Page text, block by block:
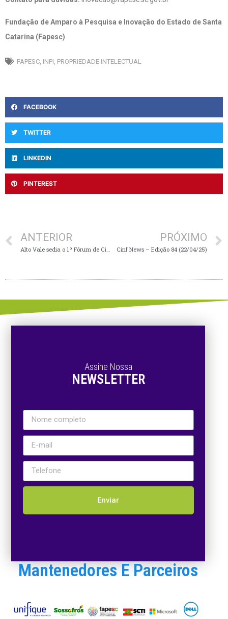
Fundação de Amparo à Pesquisa e Inovação do Estado de Santa
Catarina (Fapesc)
FAPESC INPI PROPRIEDADE INTELECTUAL
FACEBOOK
TWITTER
LINKEDIN
PINTEREST
ANTERIOR PRÓXIMO
Cinf News – Edição 84 (22/04/25)
Assine Nossa
NEWSLETTER
Enviar
Mantenedores E Parceiros